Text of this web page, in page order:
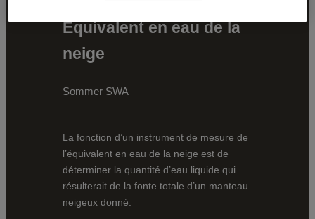
Equivalent en eau de la
neige
Sommer SWA
La fonction d’un instrument de mesure de
l’équivalent en eau de la neige est de
déterminer la quantité d’eau liquide qui
résulterait de la fonte totale d’un manteau
neigeux donné.